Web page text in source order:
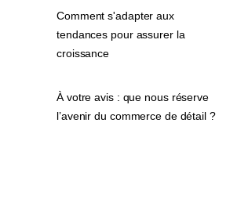
Comment s'adapter aux
tendances pour assurer la
croissance
À votre avis : que nous réserve
l’avenir du commerce de détail ?